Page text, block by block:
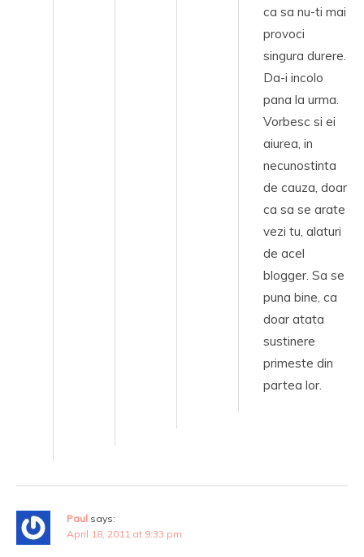
ca sa nu-ti mai
provoci
singura durere.
Da-i incolo
pana la urma.
Vorbesc si ei
aiurea, in
necunostinta
de cauza, doar
ca sa se arate
vezi tu, alaturi
de acel
blogger. Sa se
puna bine, ca
doar atata
sustinere
primeste din
partea lor.
Paul says:
April 18, 2011 at 9:33 pm